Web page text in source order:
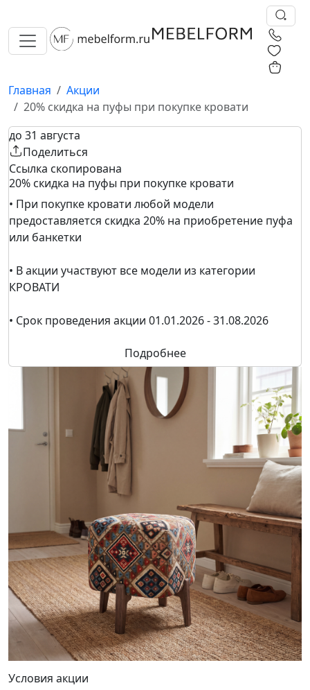
Главная
Акции
20% скидка на пуфы при покупке кровати
до 31 августа
Поделиться
Ссылка скопирована
20% скидка на пуфы при покупке кровати
• При покупке кровати любой модели
предоставляется скидка 20% на приобретение пуфа
или банкетки
• В акции участвуют все модели из категории
КРОВАТИ
• Срок проведения акции 01.01.2026 - 31.08.2026
Подробнее
Условия акции